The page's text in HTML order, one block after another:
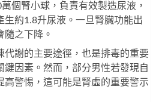
個腎小球，負責有效製造尿液，
生約1.8升尿液。一旦腎臟功能出
隨之下降。
代謝的主要途徑，也是排毒的重要
鍵因素。然而，部分男性若發現自
高警惕，這可能是腎虛的重要警示